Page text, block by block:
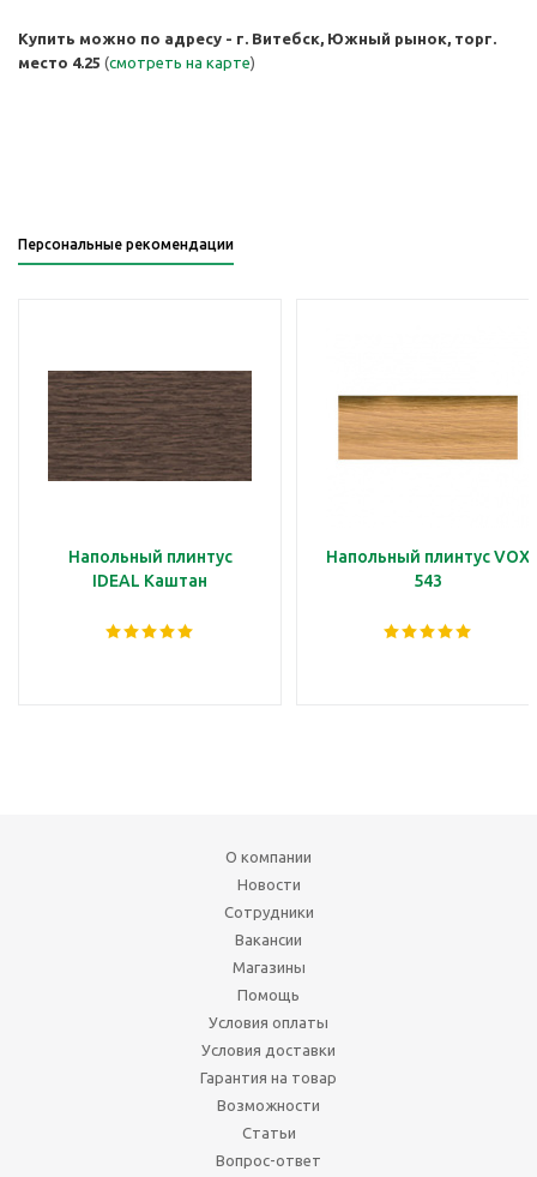
Купить можно по адресу - г. Витебск, Южный рынок, торг.
место 4.25 (смотреть на карте)
Персональные рекомендации
Напольный плинтус
IDEAL Каштан
Напольный плинтус VOX
543
О компании
Новости
Сотрудники
Вакансии
Магазины
Помощь
Условия оплаты
Условия доставки
Гарантия на товар
Возможности
Статьи
Вопрос-ответ